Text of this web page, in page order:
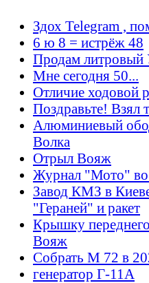
Здох Telegram ,
6 ю 8 = истрёж 48
Продам литровый
Мне сегодня 50...
Отличие ходовой
Поздравьте! Взял
Алюминиевый
Волка
Отрыл Вояж
Журнал "Мото"
Завод КМЗ в
"Гераней" и ракет
Крышку
Вояж
Собрать М 72 в
генератор Г-11А